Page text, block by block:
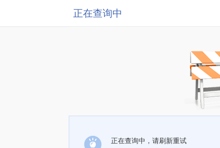
正在查询中
正在查询中，请刷新重试